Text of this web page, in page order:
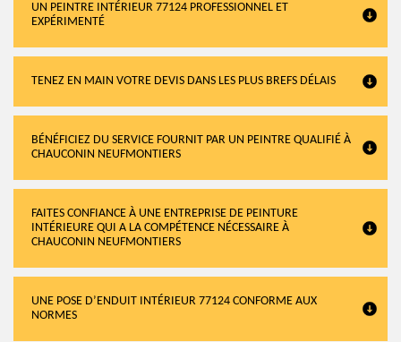
UN PEINTRE INTÉRIEUR 77124 PROFESSIONNEL ET
EXPÉRIMENTÉ
TENEZ EN MAIN VOTRE DEVIS DANS LES PLUS BREFS DÉLAIS
BÉNÉFICIEZ DU SERVICE FOURNIT PAR UN PEINTRE QUALIFIÉ À
CHAUCONIN NEUFMONTIERS
FAITES CONFIANCE À UNE ENTREPRISE DE PEINTURE
INTÉRIEURE QUI A LA COMPÉTENCE NÉCESSAIRE À
CHAUCONIN NEUFMONTIERS
UNE POSE D’ENDUIT INTÉRIEUR 77124 CONFORME AUX
NORMES